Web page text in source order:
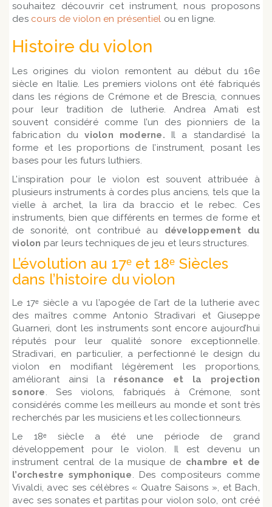
souhaitez découvrir cet instrument, nous proposons
des cours de violon en présentiel ou en ligne.
Histoire du violon
Les origines du violon remontent au début du 16e
siècle en Italie. Les premiers violons ont été fabriqués
dans les régions de Crémone et de Brescia, connues
pour leur tradition de lutherie. Andrea Amati est
souvent considéré comme l’un des pionniers de la
fabrication duviolon moderne. Il a standardisé la
forme et les proportions de l’instrument, posant les
bases pour les futurs luthiers.
L’inspiration pour le violon est souvent attribuée à
plusieurs instruments à cordes plus anciens, tels que la
vielle à archet, la lira da braccio et le rebec. Ces
instruments, bien que différents en termes de forme et
de sonorité, ont contribué au développement du
violon par leurs techniques de jeu et leurs structures.
L’évolution au 17ᵉ et 18ᵉ Siècles
dans l’histoire du violon
Le 17ᵉ siècle a vu l’apogée de l’art de la lutherie avec
des maîtres comme Antonio Stradivari et Giuseppe
Guarneri, dont les instruments sont encore aujourd’hui
réputés pour leur qualité sonore exceptionnelle.
Stradivari, en particulier, a perfectionné le design du
violon en modifiant légèrement les proportions,
améliorant ainsi la résonance et la projection
sonore. Ses violons, fabriqués à Crémone, sont
considérés comme les meilleurs au monde et sont très
recherchés par les musiciens et les collectionneurs.
Le 18ᵉ siècle a été une période de grand
développement pour le violon. Il est devenu un
instrument central de la musique de chambre et de
l’orchestre symphonique. Des compositeurs comme
Vivaldi, avec ses célèbres « Quatre Saisons », et Bach,
avec ses sonates et partitas pour violon solo, ont créé